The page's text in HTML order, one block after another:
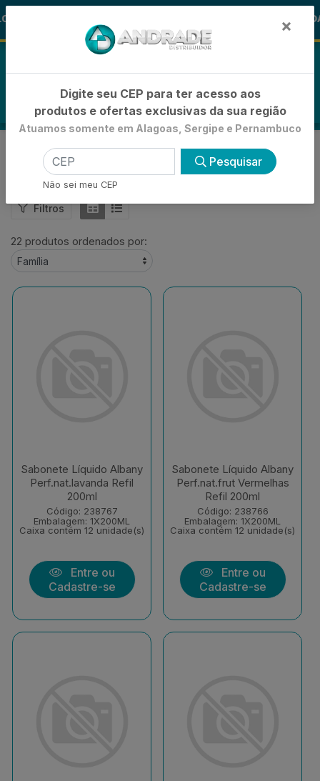
🪞 FRALDA
ALBANY
VOLTAR
INÍCIO ALBANY
Filtros
22 produtos ordenados por:
Sabonete Líquido Albany
Perf.nat.lavanda Refil
200ml
Código: 238767
Embalagem: 1X200ML
Caixa contém 12 unidade(s)
Entre ou
Cadastre-se
Sabonete Líquido Albany
Perf.nat.frut Vermelhas
Refil 200ml
Código: 238766
Embalagem: 1X200ML
Caixa contém 12 unidade(s)
Entre ou
Cadastre-se
×
Digite seu CEP para ter acesso aos
produtos e ofertas exclusivas da sua região
Atuamos somente em Alagoas, Sergipe e Pernambuco
Pesquisar
Não sei meu CEP